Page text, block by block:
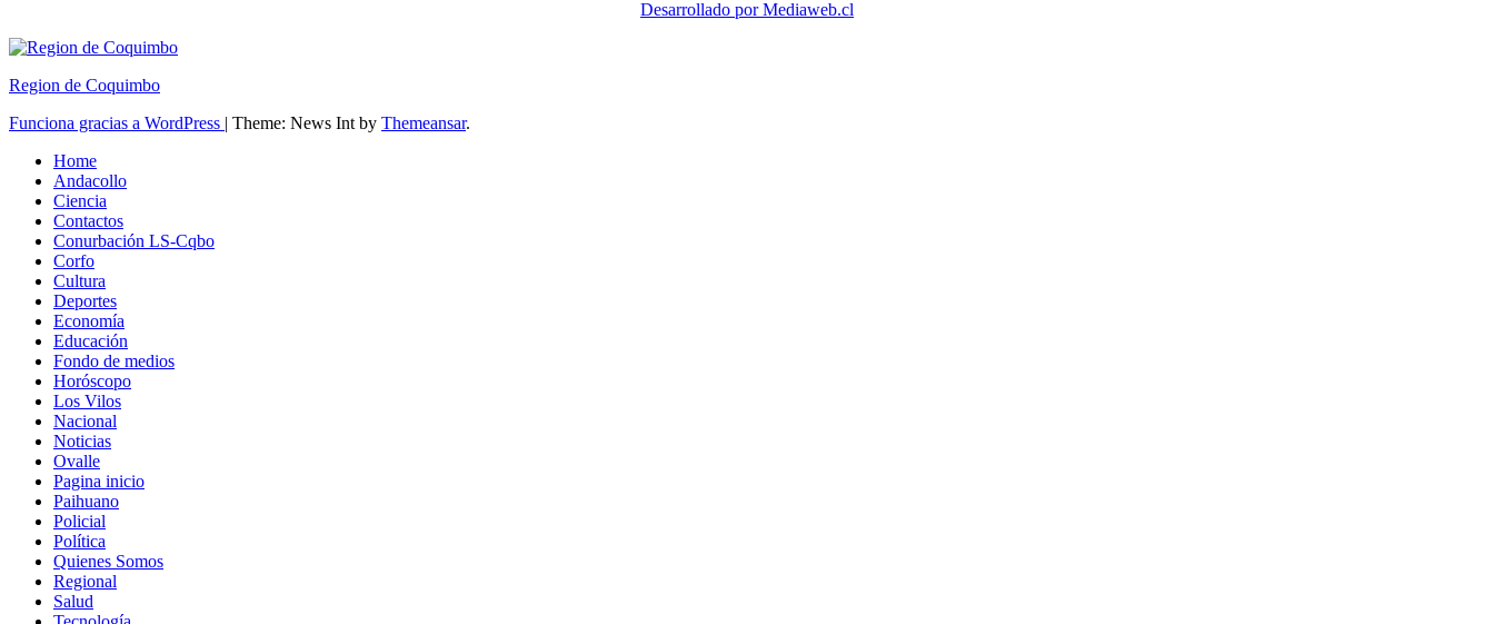
Desarrollado por Mediaweb.cl
Region de Coquimbo
Funciona gracias a WordPress | Theme: News Int by Themeansar.
Home
Andacollo
Ciencia
Contactos
Conurbación LS-Cqbo
Corfo
Cultura
Deportes
Economía
Educación
Fondo de medios
Horóscopo
Los Vilos
Nacional
Noticias
Ovalle
Pagina inicio
Paihuano
Policial
Política
Quienes Somos
Regional
Salud